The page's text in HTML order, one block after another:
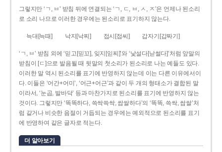
그렇지만 ‘ㄱ, ㅂ’ 받침 뒤에 연결되는 ‘ㄱ, ㄷ, ㅂ, ㅅ, ㅈ’은 언제나 된소리
로 소리 나므로 이러한 경우에는 된소리로 표기하지 않는다.
늑대[늑때] 낙지[낙찌] 접시[접씨] 갑자기[갑짜기]
‘ㄱ, ㅂ’ 받침 외에 ‘믿고[믿꼬], 잊지[읻찌]’와 ‘낯설다[낟썰다]’처럼 앞말의
받침이 [ㄷ]으로 발음될 때 뒷말의 첫소리가 된소리로 나는 예들도 있다.
이러한 말 역시 된소리를 표기에 반영하지 않는데 이는 다른 이유에서이
다. 이들은 ‘어간+어미’, ‘어근+어근’과 같이 두 개의 형태소가 결합된 말
이라서, ‘눈곱, 발바닥’ 등과 마찬가지로 된소리를 표기에 반영하지 않는
것이다. 그렇지만 ‘똑똑하다, 쓱싹쓱싹, 쌉쌀하다’의 ‘똑똑, 쓱싹, 쌉쌀’처
럼 같거나 비슷한 음절이 거듭되는 경우에는 예외적으로 된소리를 표기
에 반영하여 같은 글자로 적는다.
더 알아보기